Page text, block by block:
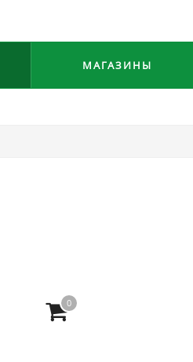
0
МАГАЗИНЫ